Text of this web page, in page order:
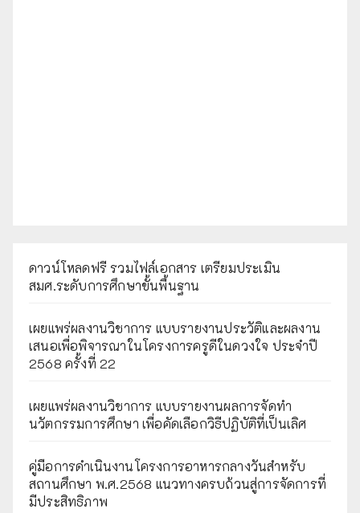
ดาวน์โหลดฟรี รวมไฟล์เอกสาร เตรียมประเมิน
สมศ.ระดับการศึกษาขั้นพื้นฐาน
เผยแพร่ผลงานวิชาการ แบบรายงานประวัติและผลงาน
เสนอเพื่อพิจารณาในโครงการครูดีในดวงใจ ประจำปี
2568 ครั้งที่ 22
เผยแพร่ผลงานวิชาการ แบบรายงานผลการจัดทำ
นวัตกรรมการศึกษา เพื่อคัดเลือกวิธีปฏิบัติที่เป็นเลิศ
คู่มือการดำเนินงานโครงการอาหารกลางวันสำหรับ
สถานศึกษา พ.ศ.2568 แนวทางครบถ้วนสู่การจัดการที่
มีประสิทธิภาพ